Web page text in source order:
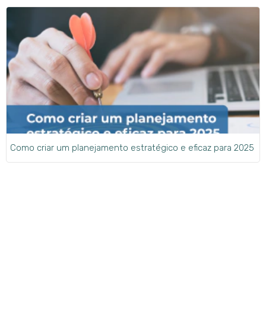
Como criar um planejamento estratégico e eficaz para 2025